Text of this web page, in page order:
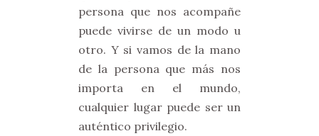
persona que nos acompañe
puede vivirse de un modo u
otro. Y si vamos de la mano
de la persona que más nos
importa en el mundo,
cualquier lugar puede ser un
auténtico privilegio.